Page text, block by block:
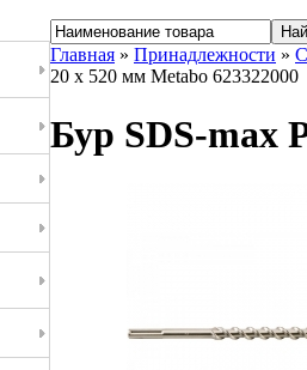
Главная » Принадлежности »
20 x 520 мм Metabo 623322000
Бур SDS-max